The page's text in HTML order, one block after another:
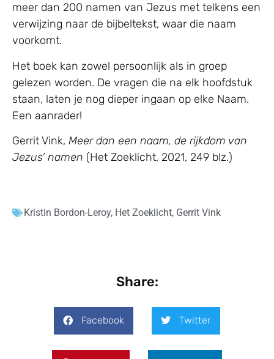
meer dan 200 namen van Jezus met telkens een
verwijzing naar de bijbeltekst, waar die naam
voorkomt.
Het boek kan zowel persoonlijk als in groep
gelezen worden. De vragen die na elk hoofdstuk
staan, laten je nog dieper ingaan op elke Naam.
Een aanrader!
Gerrit Vink, Meer dan een naam, de rijkdom van
Jezus’ namen (Het Zoeklicht, 2021, 249 blz.)
Kristin Bordon-Leroy, Het Zoeklicht, Gerrit Vink
Share:
Facebook Twitter